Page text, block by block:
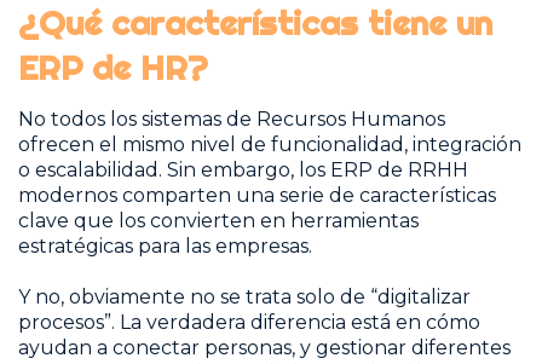
¿Qué características tiene un
ERP de HR?
No todos los sistemas de Recursos Humanos
ofrecen el mismo nivel de funcionalidad, integración
o escalabilidad. Sin embargo, los ERP de RRHH
modernos comparten una serie de características
clave que los convierten en herramientas
estratégicas para las empresas.
Y no, obviamente no se trata solo de “digitalizar
procesos”. La verdadera diferencia está en cómo
ayudan a conectar personas, y gestionar diferentes